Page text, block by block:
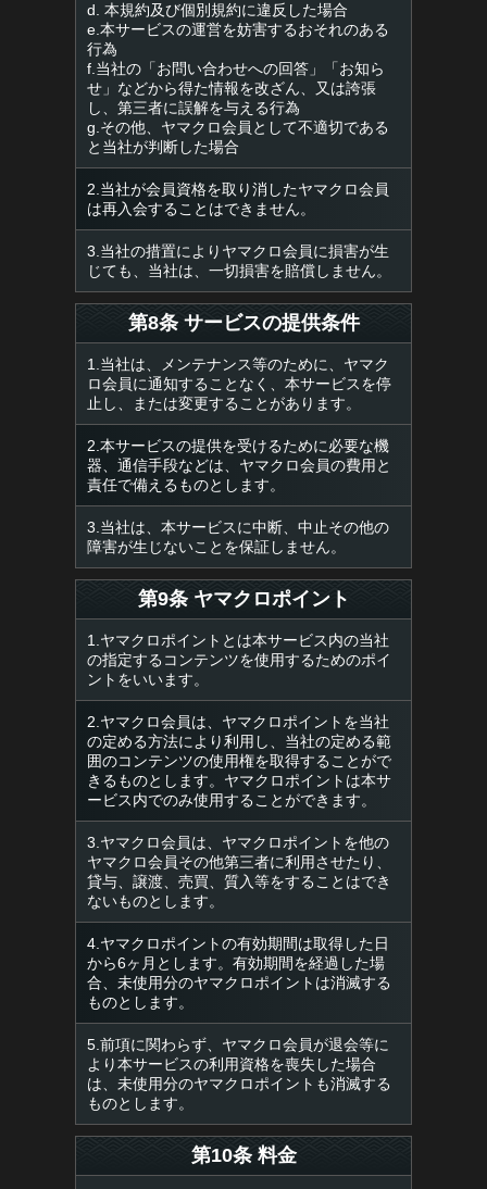
d. 本規約及び個別規約に違反した場合
e.本サービスの運営を妨害するおそれのある
行為
f.当社の「お問い合わせへの回答」「お知ら
せ」などから得た情報を改ざん、又は誇張
し、第三者に誤解を与える行為
g.その他、ヤマクロ会員として不適切である
と当社が判断した場合
2.当社が会員資格を取り消したヤマクロ会員
は再入会することはできません。
3.当社の措置によりヤマクロ会員に損害が生
じても、当社は、一切損害を賠償しません。
第8条 サービスの提供条件
1.当社は、メンテナンス等のために、ヤマク
ロ会員に通知することなく、本サービスを停
止し、または変更することがあります。
2.本サービスの提供を受けるために必要な機
器、通信手段などは、ヤマクロ会員の費用と
責任で備えるものとします。
3.当社は、本サービスに中断、中止その他の
障害が生じないことを保証しません。
第9条 ヤマクロポイント
1.ヤマクロポイントとは本サービス内の当社
の指定するコンテンツを使用するためのポイ
ントをいいます。
2.ヤマクロ会員は、ヤマクロポイントを当社
の定める方法により利用し、当社の定める範
囲のコンテンツの使用権を取得することがで
きるものとします。ヤマクロポイントは本サ
ービス内でのみ使用することができます。
3.ヤマクロ会員は、ヤマクロポイントを他の
ヤマクロ会員その他第三者に利用させたり、
貸与、譲渡、売買、質入等をすることはでき
ないものとします。
4.ヤマクロポイントの有効期間は取得した日
から6ヶ月とします。有効期間を経過した場
合、未使用分のヤマクロポイントは消滅する
ものとします。
5.前項に関わらず、ヤマクロ会員が退会等に
より本サービスの利用資格を喪失した場合
は、未使用分のヤマクロポイントも消滅する
ものとします。
第10条 料金